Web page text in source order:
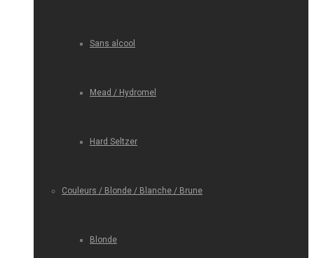
Sans alcool
Mead / Hydromel
Hard Seltzer
Couleurs / Blonde / Blanche / Brune
Blonde